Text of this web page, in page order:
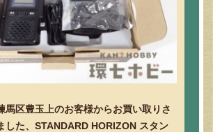
馬区豊玉上のお客様からお買い取りさ
した、STANDARD HORIZON スタン